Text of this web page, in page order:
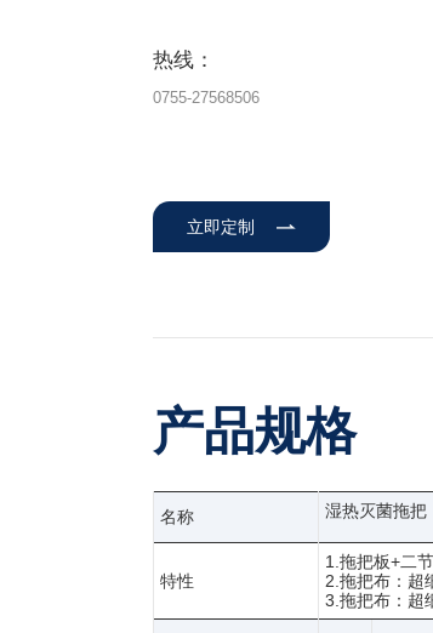
热线：
0755-27568506
立即定制
产品规格
名称 湿热灭菌拖把
特性
1.拖把板+二
2.拖把布：超
3.拖把布：超